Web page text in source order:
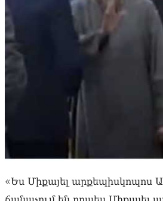
«Ես Միքայել արքեպիսկոպոս